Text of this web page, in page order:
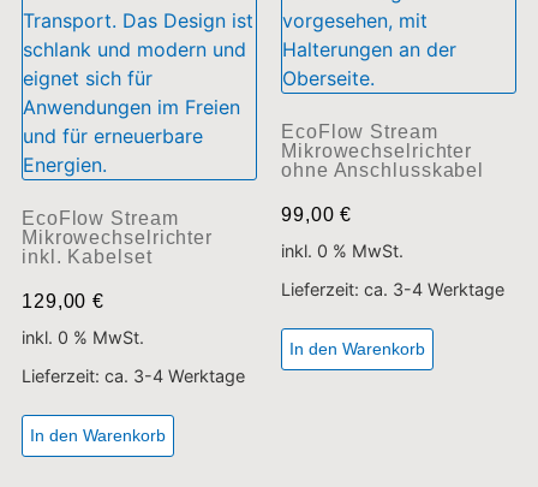
EcoFlow Stream
Mikrowechselrichter
inkl. Kabelset
129,00€
inkl. 0 % MwSt.
Lieferzeit: ca. 3-4 Werktage
In den Warenkorb
EcoFlow Stream
Mikrowechselrichter
ohne Anschlusskabel
99,00€
inkl. 0 % MwSt.
Lieferzeit: ca. 3-4 Werktage
In den Warenkorb